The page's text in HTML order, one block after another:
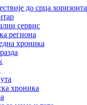
до срца хоризонта
сервис
региона
хроника
хроника